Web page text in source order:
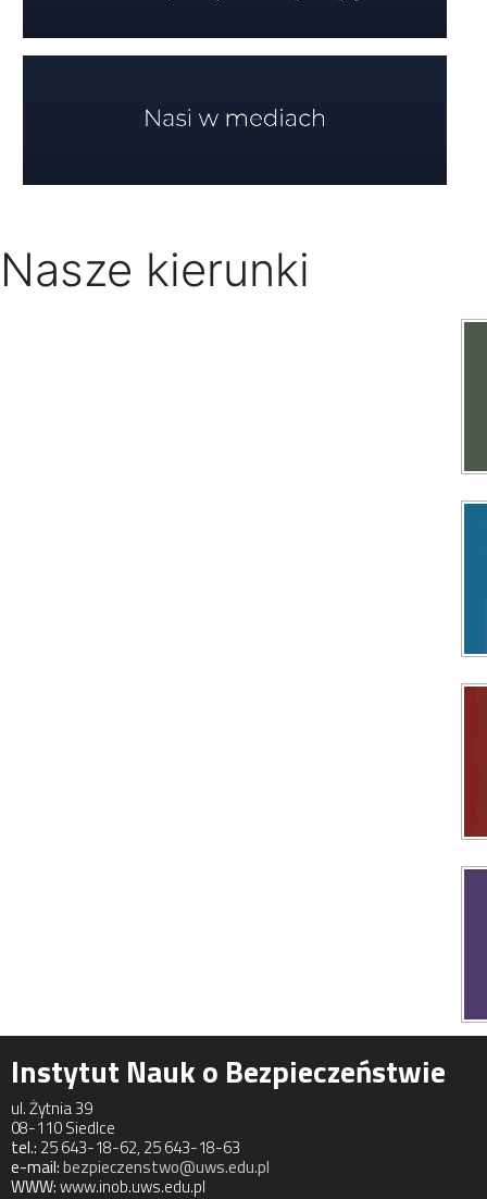
Nasze kierunki
Instytut Nauk o Bezpieczeństwie
ul. Żytnia 39
08-110 Siedlce
tel.: 25 643-18-62, 25 643-18-63
e-mail:bezpieczenstwo@uws.edu.pl
WWW:www.inob.uws.edu.pl